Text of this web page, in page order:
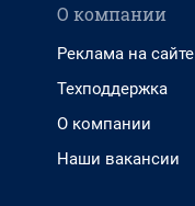
О компании
Реклама на сайте
Техподдержка
О компании
Наши вакансии